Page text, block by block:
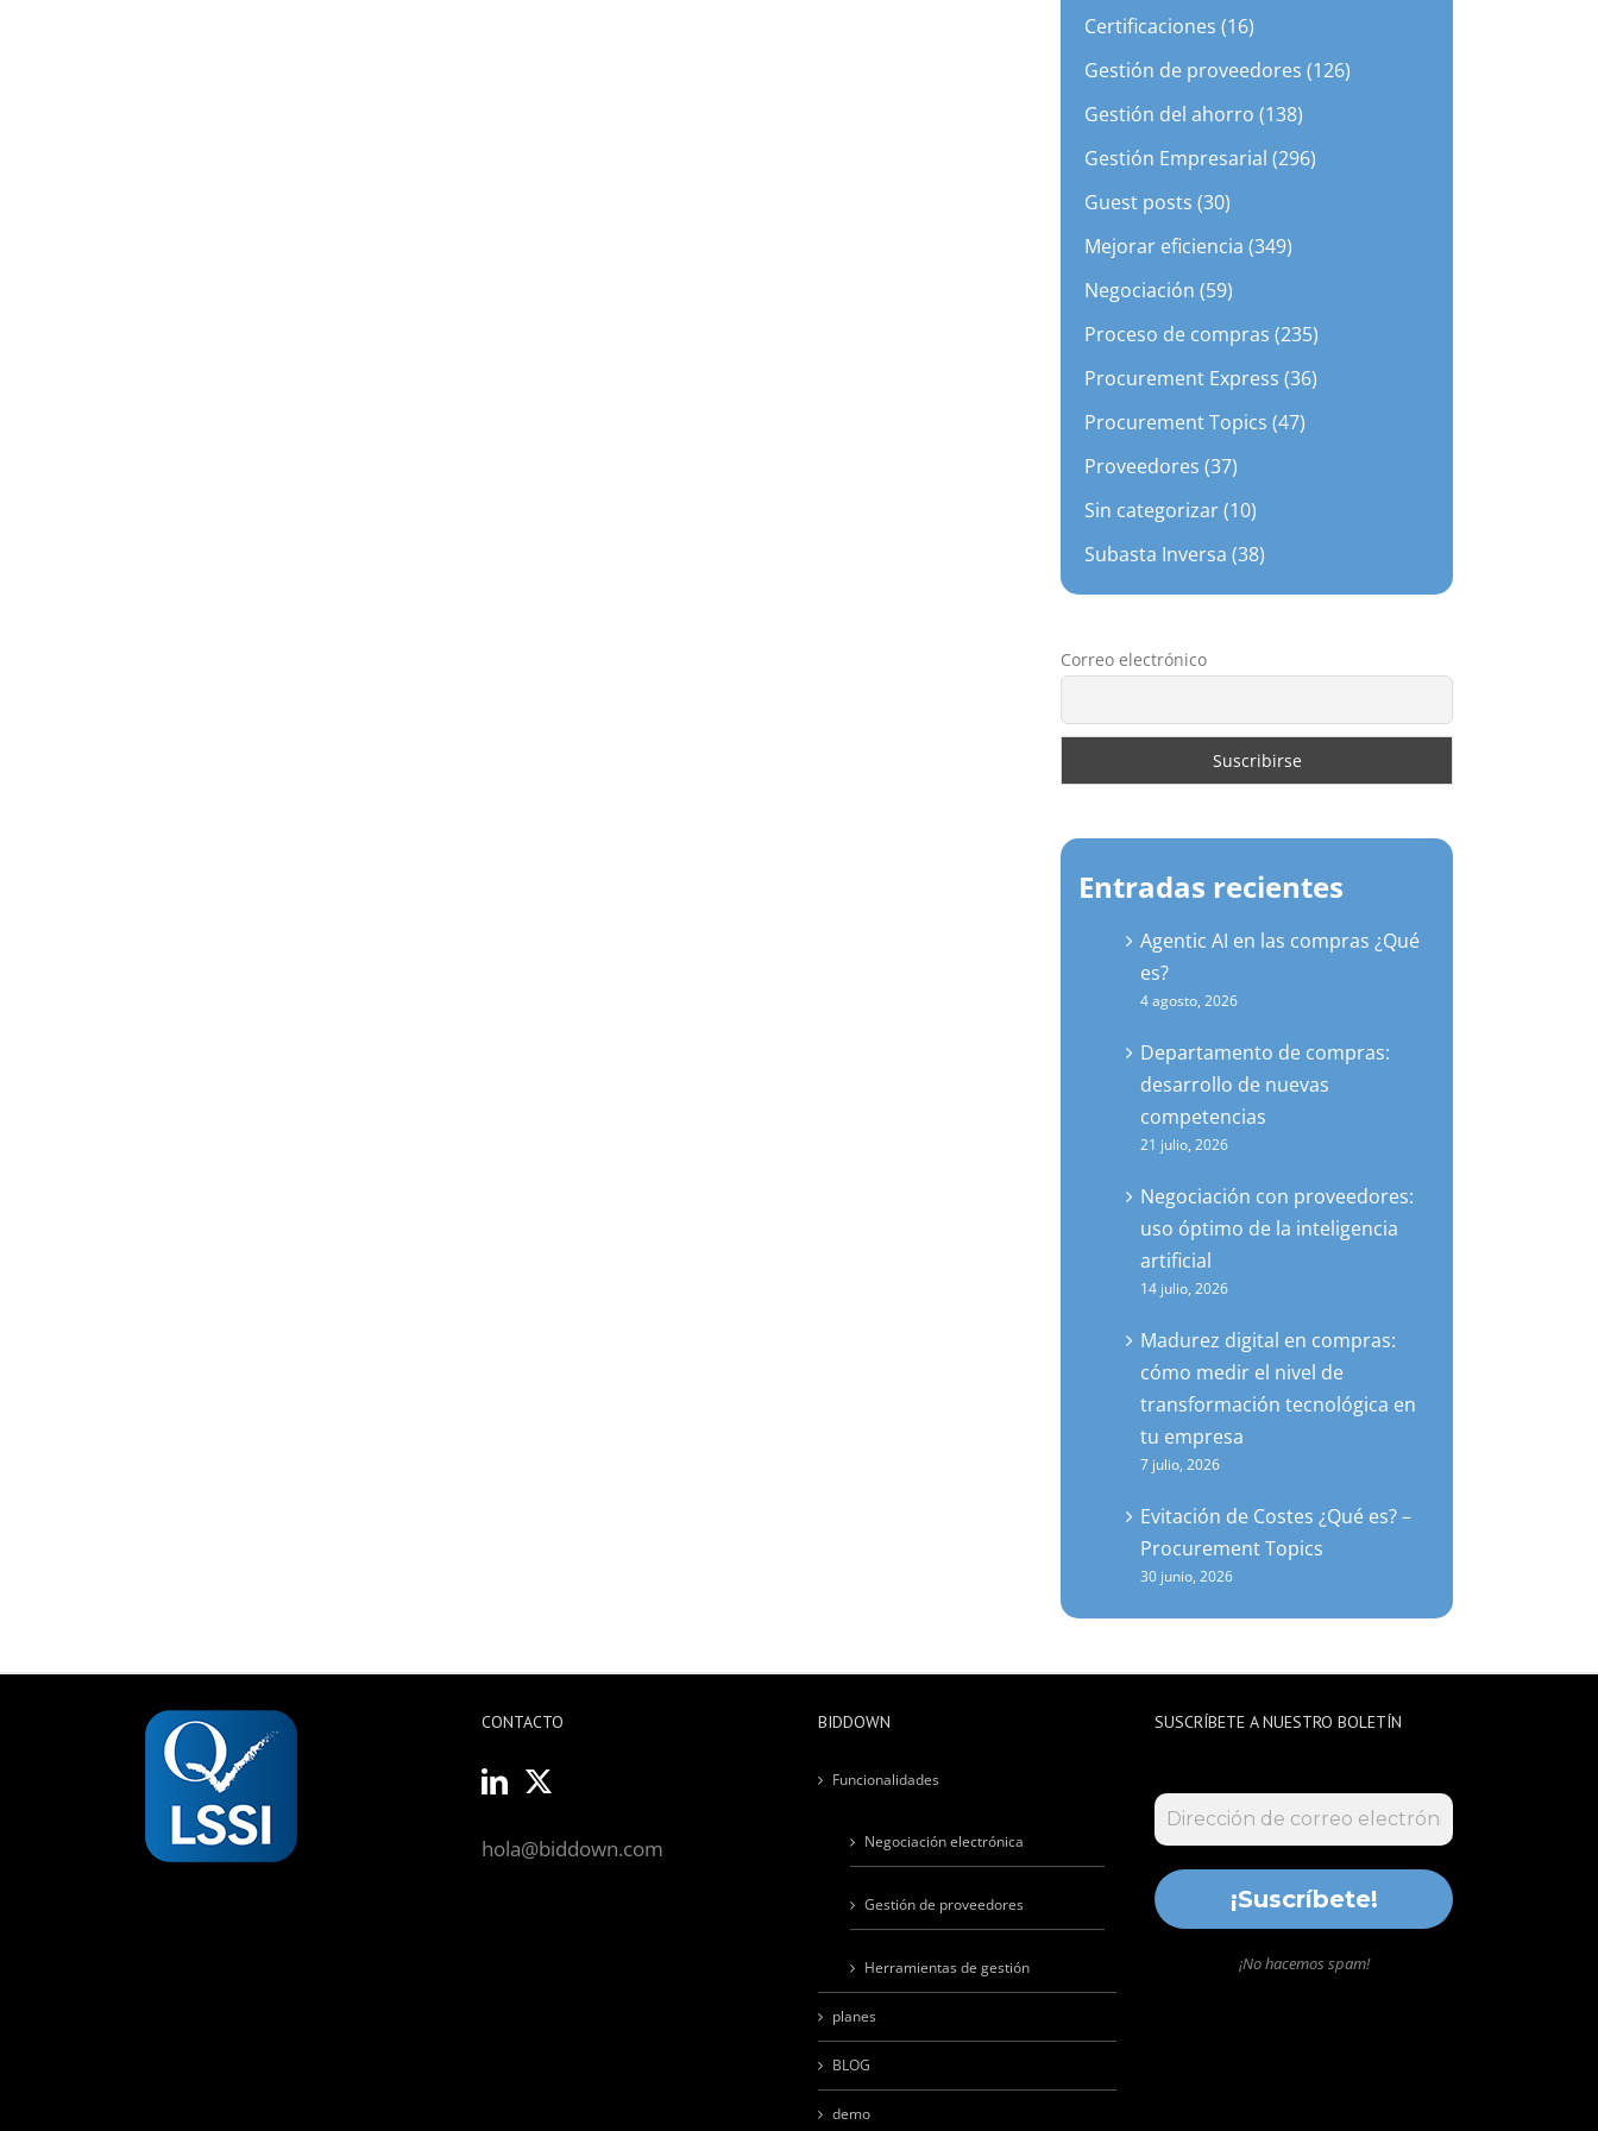
Certificaciones (16)
Gestión de proveedores (126)
Gestión del ahorro (138)
Gestión Empresarial (296)
Guest posts (30)
Mejorar eficiencia (349)
Negociación (59)
Proceso de compras (235)
Procurement Express (36)
Procurement Topics (47)
Proveedores (37)
Sin categorizar (10)
Subasta Inversa (38)
Correo electrónico
Entradas recientes
Agentic AI en las compras ¿Qué
es?
4 agosto, 2026
Departamento de compras:
desarrollo de nuevas
competencias
21 julio, 2026
Negociación con proveedores:
uso óptimo de la inteligencia
artificial
14 julio, 2026
Madurez digital en compras:
cómo medir el nivel de
transformación tecnológica en
tu empresa
7 julio, 2026
Evitación de Costes ¿Qué es? –
Procurement Topics
30 junio, 2026
CONTACTO
hola@biddown.com
BIDDOWN
Funcionalidades
Negociación electrónica
Gestión de proveedores
Herramientas de gestión
planes
BLOG
demo
SUSCRÍBETE A NUESTRO BOLETÍN
¡No hacemos spam!